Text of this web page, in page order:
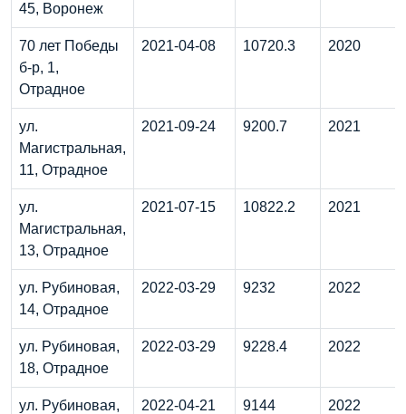
45, Воронеж
70 лет Победы
б-р, 1,
Отрадное
2021-04-08 10720.3 2020
ул.
Магистральная,
11, Отрадное
2021-09-24 9200.7 2021
ул.
Магистральная,
13, Отрадное
2021-07-15 10822.2 2021
ул. Рубиновая,
14, Отрадное
2022-03-29 9232 2022
ул. Рубиновая,
18, Отрадное
2022-03-29 9228.4 2022
ул. Рубиновая,
2022-04-21 9144 2022